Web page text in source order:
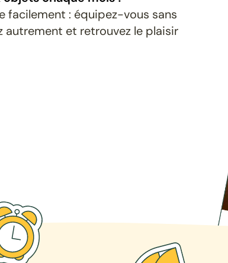
facilement : équipez-vous sans
autrement et retrouvez le plaisir